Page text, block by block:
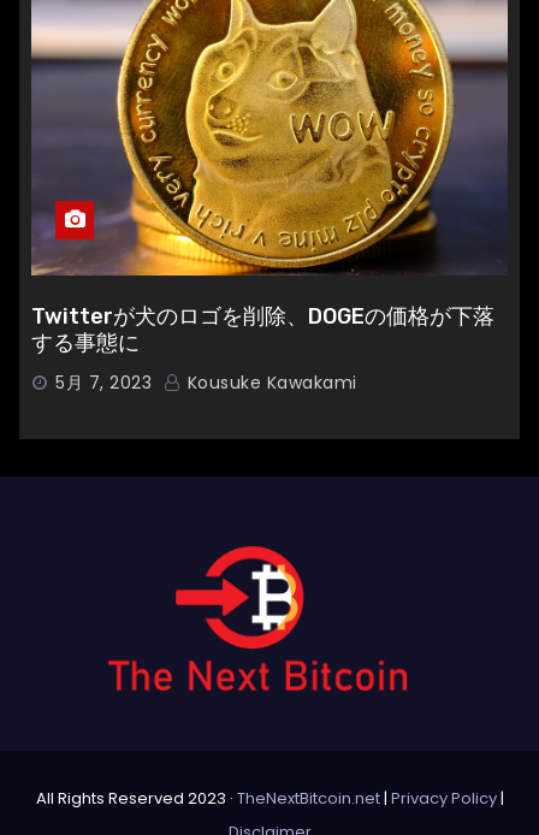
Twitterが犬のロゴを削除、DOGEの価格が下落
する事態に
5月 7, 2023 Kousuke Kawakami
All Rights Reserved 2023 · TheNextBitcoin.net| Privacy Policy|